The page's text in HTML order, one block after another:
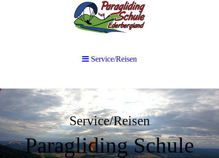
Service/Reisen
Paragliding Schule
Service/Reisen